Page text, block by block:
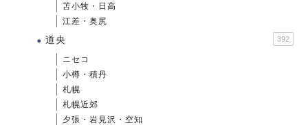
苫小牧・日高
江差・奥尻
道央 392
ニセコ
小樽・積丹
札幌
札幌近郊
夕張・岩見沢・空知